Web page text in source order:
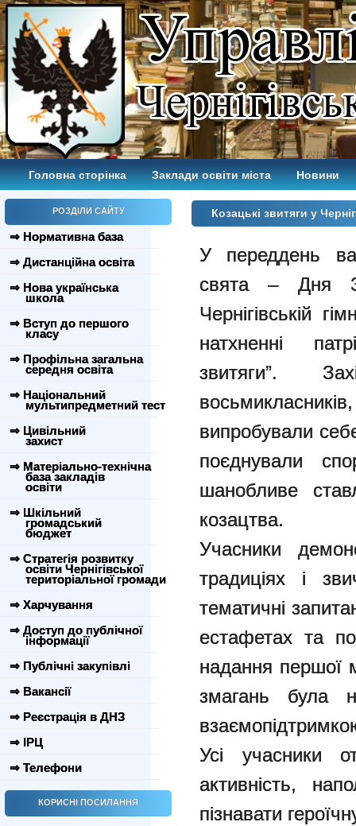
Головна сторінка Заклади освіти міста Новини
РОЗДІЛИ САЙТУ
⇒ Нормативна база
⇒ Дистанційна освіта
⇒ Нова українська
школа
⇒ Вступ до першого
класу
⇒ Профільна загальна
середня освіта
⇒ Національний
мультипредметний тест
⇒ Цивільний
захист
⇒ Матеріально-технічна
база закладів
освіти
⇒ Шкільний
громадський
бюджет
⇒ Стратегія розвитку
освіти Чернігівської
територіальної громади
⇒ Харчування
⇒ Доступ до публічної
інформації
⇒ Публічні закупівлі
⇒ Вакансії
⇒ Реєстрація в ДНЗ
⇒ ІРЦ
⇒ Телефони
КОРИСНІ ПОСИЛАННЯ
Козацькі звитяги у
У переддень
свята – Дня
Чернігівській
натхненні
звитяги”.
випробували
поєднували
шанобливе
козацтва.
Учасники
традиціях і
тематичні
естафетах та
надання першої
змагань була
Усі учасники
активність,
пізнавати